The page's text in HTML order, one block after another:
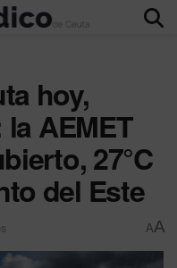
hoy,
AEMET
27°C
del Este
AA